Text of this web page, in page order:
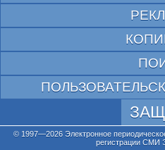
© 1997—2026 Электронное
регистрации СМИ